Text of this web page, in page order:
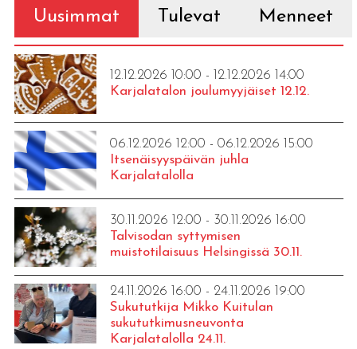
Uusimmat Tulevat Menneet
12.12.2026 10:00 - 12.12.2026 14:00
Karjalatalon joulumyyjäiset 12.12.
06.12.2026 12:00 - 06.12.2026 15:00
Itsenäisyyspäivän juhla
Karjalatalolla
30.11.2026 12:00 - 30.11.2026 16:00
Talvisodan syttymisen
muistotilaisuus Helsingissä 30.11.
24.11.2026 16:00 - 24.11.2026 19:00
Sukututkija Mikko Kuitulan
sukututkimusneuvonta
Karjalatalolla 24.11.